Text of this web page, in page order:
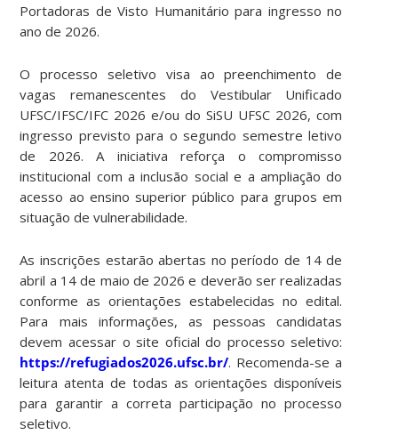
Portadoras de Visto Humanitário para ingresso no
ano de 2026.
O processo seletivo visa ao preenchimento de
vagas remanescentes do Vestibular Unificado
UFSC/IFSC/IFC 2026 e/ou do SiSU UFSC 2026, com
ingresso previsto para o segundo semestre letivo
de 2026. A iniciativa reforça o compromisso
institucional com a inclusão social e a ampliação do
acesso ao ensino superior público para grupos em
situação de vulnerabilidade.
As inscrições estarão abertas no período de 14 de
abril a 14 de maio de 2026 e deverão ser realizadas
conforme as orientações estabelecidas no edital.
Para mais informações, as pessoas candidatas
devem acessar o site oficial do processo seletivo:
https://refugiados2026.ufsc.br/. Recomenda-se a
leitura atenta de todas as orientações disponíveis
para garantir a correta participação no processo
seletivo.